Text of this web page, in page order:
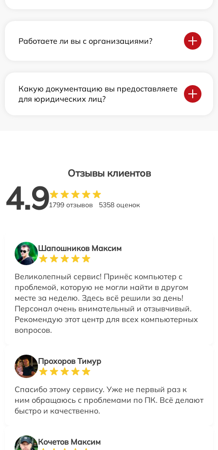
Работаете ли вы с организациями?
Какую документацию вы предоставляете
для юридических лиц?
Отзывы клиентов
4.91799 отзывов 5358 оценок
Шапошников Максим
Великолепный сервис! Принёс компьютер с
проблемой, которую не могли найти в другом
месте за неделю. Здесь всё решили за день!
Персонал очень внимательный и отзывчивый.
Рекомендую этот центр для всех компьютерных
вопросов.
Прохоров Тимур
Спасибо этому сервису. Уже не первый раз к
ним обращаюсь с проблемами по ПК. Всё делают
быстро и качественно.
Кочетов Максим